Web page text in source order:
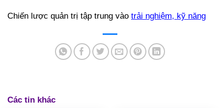
Chiến lược quản trị tập trung vào trải nghiệm, kỹ năng
Các tin khác